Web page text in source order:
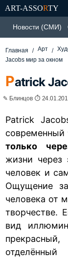
ART-ASSORTY
Новости (СМИ)
Главная Арт
Jacobs мир за окном
Patrick
✎ Блинцов ⏱
Patrick
только
жизни через
человек и
Ощущение
человека от
творчестве.
вид